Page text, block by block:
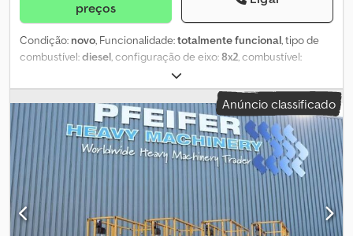
preços
Condição: novo, Funcionalidade:totalmente funcional, tipo de
combustível:diesel, configuração de eixo:8x2, combustível:
Euro 6, Equipamento:
acoplamento de reboque, ar condicionado, computador de
bordo, controlo de tração, faróis adicionais, filtro de partículas,
grua, guincho de cabo, hidráulica, retardador, spoiler, unidade
de refrigeração, MAN TGS 35.480 NOVO TOTALMENTE
EQUIPADO EIXOS DE 9 TON CRANE PM 58.5 COM 6 EXTENSÕES +
JIB COM 6 EXTENSÕES GUINCHO DE 2,5 TONELADAS CAIXA
BASCULANTE TRILATERAL COMPRIMENTO 5,50 METROS. Dodpfjw
Smzdex Akbock
Anúncio classificado